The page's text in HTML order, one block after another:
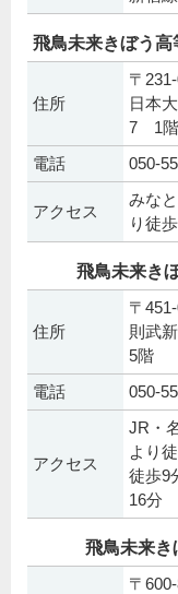
飛鳥未来きぼう
住所
〒
日本
7 1階
電話 050-
アクセス
みな
り徒
飛鳥未来き
住所
〒
則武
5階
電話 050-
アクセス
JR・
より
徒歩9
16分
飛鳥未来き
〒